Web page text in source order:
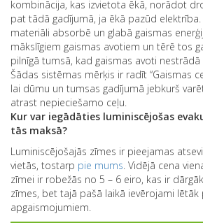
kombinācija, kas izvietota ēkā, norādot
pat tādā gadījumā, ja ēkā pazūd elektrība.
materiāli absorbē un glabā gaismas
mākslīgiem gaismas avotiem un tērē tos
pilnīgā tumsā, kad gaismas avoti
Šādas sistēmas mērķis ir radīt “Gaismas
lai dūmu un tumsas gadījumā jebkurš
atrast nepieciešamo ceļu.
Kur var iegādāties luminiscējošas
tās maksā?
Luminiscējošajās zīmes ir pieejamas
vietās, tostarp pie mums. Vidējā cena
zīmei ir robežās no 5 – 6 eiro, kas ir
zīmes, bet tajā pašā laikā ievērojami lētāk
apgaismojumiem.